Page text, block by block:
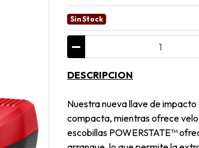
Sin Stock
DESCRIPCION
Nuestra nueva llave de
compacta, mientras ofrece
escobillas POWERSTATE™